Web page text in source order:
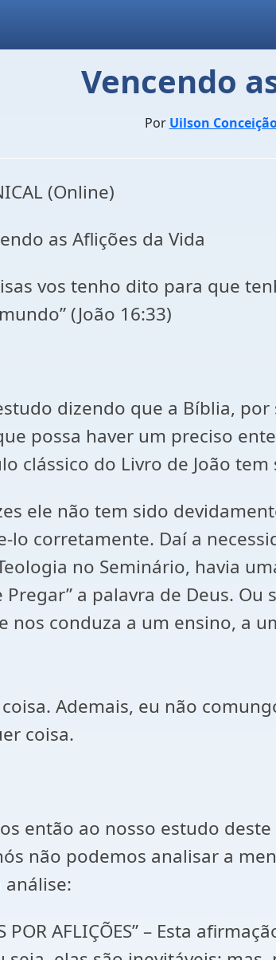
Vencendo
Por Uilson
(Online)
as Aflições da Vida
vos tenho dito para que
(João 16:33)
dizendo que a Bíblia,
possa haver um preciso
clássico do Livro de João
ele não tem sido
lo corretamente. Daí a
no Seminário, havia
Pregar” a palavra de Deus.
nos conduza a um ensino, a
Ademais, eu não
coisa.
então ao nosso estudo
não podemos analisar a
análise:
POR AFLIÇÕES” – Esta